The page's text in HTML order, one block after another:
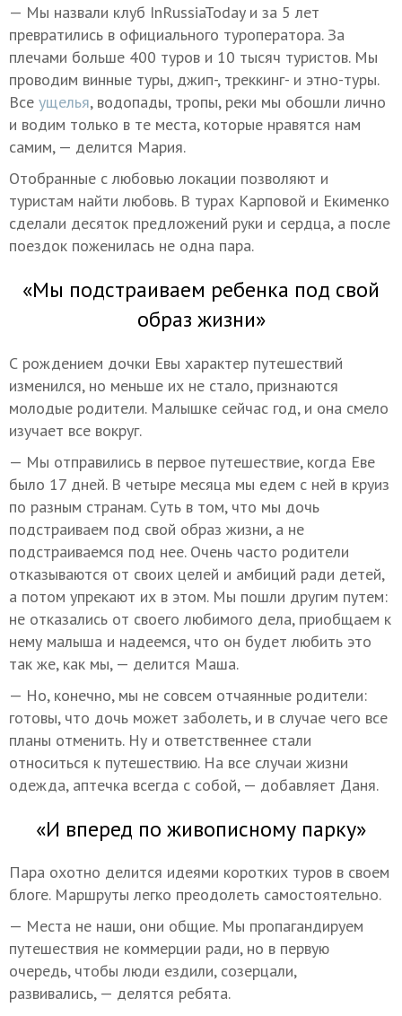
— Мы назвали клуб InRussiaToday и за 5 лет
превратились в официального туроператора. За
плечами больше 400 туров и 10 тысяч туристов. Мы
проводим винные туры, джип-, треккинг- и этно-туры.
Все ущелья, водопады, тропы, реки мы обошли лично
и водим только в те места, которые нравятся нам
самим, — делится Мария.
Отобранные с любовью локации позволяют и
туристам найти любовь. В турах Карповой и Екименко
сделали десяток предложений руки и сердца, а после
поездок поженилась не одна пара.
«Мы подстраиваем ребенка под свой
образ жизни»
С рождением дочки Евы характер путешествий
изменился, но меньше их не стало, признаются
молодые родители. Малышке сейчас год, и она смело
изучает все вокруг.
— Мы отправились в первое путешествие, когда Еве
было 17 дней. В четыре месяца мы едем с ней в круиз
по разным странам. Суть в том, что мы дочь
подстраиваем под свой образ жизни, а не
подстраиваемся под нее. Очень часто родители
отказываются от своих целей и амбиций ради детей,
а потом упрекают их в этом. Мы пошли другим путем:
не отказались от своего любимого дела, приобщаем к
нему малыша и надеемся, что он будет любить это
так же, как мы, — делится Маша.
— Но, конечно, мы не совсем отчаянные родители:
готовы, что дочь может заболеть, и в случае чего все
планы отменить. Ну и ответственнее стали
относиться к путешествию. На все случаи жизни
одежда, аптечка всегда с собой, — добавляет Даня.
«И вперед по живописному парку»
Пара охотно делится идеями коротких туров в своем
блоге. Маршруты легко преодолеть самостоятельно.
— Места не наши, они общие. Мы пропагандируем
путешествия не коммерции ради, но в первую
очередь, чтобы люди ездили, созерцали,
развивались, — делятся ребята.